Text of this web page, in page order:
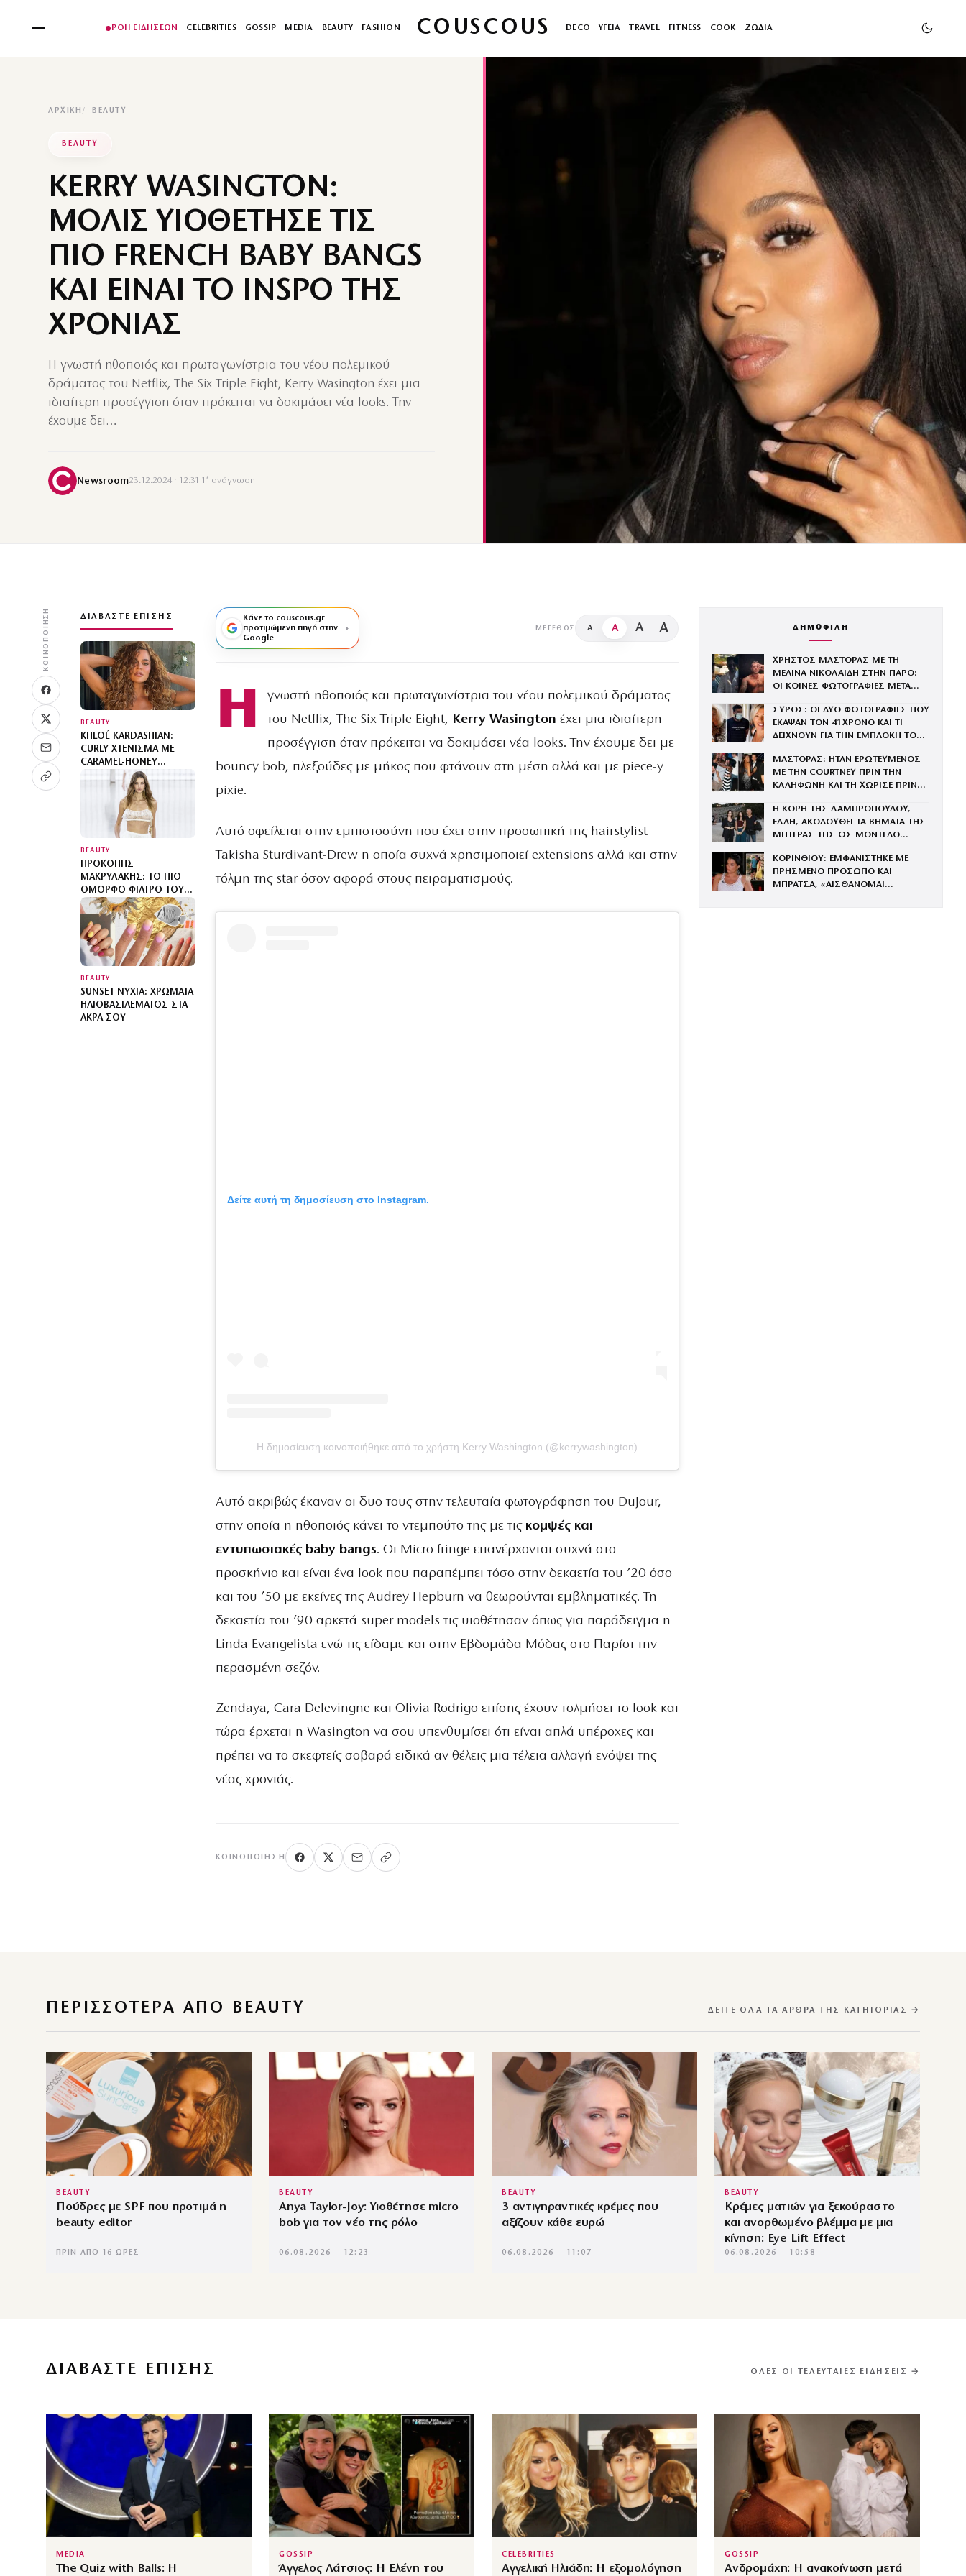
ΡΟΗ ΕΙΔΗΣΕΩΝ CELEBRITIES GOSSIP MEDIA BEAUTY FASHION COUSCOUS DECO ΥΓΕΙΑ TRAVEL FITNESS COOK ΖΩΔΙΑ
ΑΡΧΙΚΉ BEAUTY
BEAUTY
KERRY WASINGTON:
ΜΟΛΙΣ ΥΙΟΘΕΤΗΣΕ ΤΙΣ
ΠΙΟ FRENCH BABY BANGS
ΚΑΙ ΕΙΝΑΙ ΤΟ INSPO ΤΗΣ
ΧΡΟΝΙΑΣ
Η γνωστή ηθοποιός και πρωταγωνίστρια του νέου πολεμικού
δράματος του Netflix, The Six Triple Eight, Kerry Wasington έχει μια
ιδιαίτερη προσέγγιση όταν πρόκειται να δοκιμάσει νέα looks. Την
έχουμε δει…
Newsroom23.12.2024 · 12:31 ·1′ ανάγνωση
ΚΟΙΝΟΠΟΊΗΣΗ ΔΙΑΒΆΣΤΕ ΕΠΊΣΗΣ
BEAUTY
KHLOÉ KARDASHIAN:
CURLY ΧΤΈΝΙΣΜΑ ΜΕ
CARAMEL-HONEY
ΑΝΤΑΎΓΕΙΕΣ
BEAUTY
ΠΡΟΚΌΠΗΣ
ΜΑΚΡΥΛΆΚΗΣ: ΤΟ ΠΙΟ
ΌΜΟΡΦΟ ΦΊΛΤΡΟ ΤΟΥ
ΚΑΛΟΚΑΙΡΙΟΎ
BEAUTY
SUNSET ΝΎΧΙΑ: ΧΡΏΜΑΤΑ
ΗΛΙΟΒΑΣΙΛΈΜΑΤΟΣ ΣΤΑ
ΆΚΡΑ ΣΟΥ
Κάνε το couscous.gr
προτιμώμενη πηγή στην
Google
ΜΈΓΕΘΟΣ A A A A
Η γνωστή ηθοποιός και πρωταγωνίστρια του νέου πολεμικού δράματος
του Netflix, The Six Triple Eight, Kerry Wasington έχει μια ιδιαίτερη
προσέγγιση όταν πρόκειται να δοκιμάσει νέα looks. Την έχουμε δει με
bouncy bob, πλεξούδες με μήκος που φτάνουν στη μέση αλλά και με piece-y
pixie.
Αυτό οφείλεται στην εμπιστοσύνη που έχει στην προσωπική της hairstylist
Takisha Sturdivant-Drew η οποία συχνά χρησιμοποιεί extensions αλλά και στην
τόλμη της star όσον αφορά στους πειραματισμούς.
Δείτε αυτή τη δημοσίευση στο Instagram.
Η δημοσίευση κοινοποιήθηκε από το χρήστη Kerry Washington (@kerrywashington)
Αυτό ακριβώς έκαναν οι δυο τους στην τελευταία φωτογράφηση του DuJour,
στην οποία η ηθοποιός κάνει το ντεμπούτο της με τις κομψές και
εντυπωσιακές baby bangs. Οι Micro fringe επανέρχονται συχνά στο
προσκήνιο και είναι ένα look που παραπέμπει τόσο στην δεκαετία του ’20 όσο
και του ’50 με εκείνες της Audrey Hepburn να θεωρούνται εμβληματικές. Τη
δεκαετία του ’90 αρκετά super models τις υιοθέτησαν όπως για παράδειγμα η
Linda Evangelista ενώ τις είδαμε και στην Εβδομάδα Μόδας στο Παρίσι την
περασμένη σεζόν.
Zendaya, Cara Delevingne και Olivia Rodrigo επίσης έχουν τολμήσει το look και
τώρα έρχεται η Wasington να σου υπενθυμίσει ότι είναι απλά υπέροχες και
πρέπει να το σκεφτείς σοβαρά ειδικά αν θέλεις μια τέλεια αλλαγή ενόψει της
νέας χρονιάς.
ΚΟΙΝΟΠΟΊΗΣΗ
ΔΗΜΟΦΙΛΗ
ΧΡΗΣΤΟΣ ΜΑΣΤΟΡΑΣ ΜΕ ΤΗ
ΜΕΛΙΝΑ ΝΙΚΟΛΑΙΔΗ ΣΤΗΝ ΠΑΡΟ:
ΟΙ ΚΟΙΝΕΣ ΦΩΤΟΓΡΑΦΙΕΣ ΜΕΤΑ
ΓΑΡΥΦΑΛΙΑ
ΣΥΡΟΣ: ΟΙ ΔΥΟ ΦΩΤΟΓΡΑΦΙΕΣ ΠΟΥ
ΕΚΑΨΑΝ ΤΟΝ 41ΧΡΟΝΟ ΚΑΙ ΤΙ
ΔΕΙΧΝΟΥΝ ΓΙΑ ΤΗΝ ΕΜΠΛΟΚΗ ΤΟΥ
ΜΑΣΤΟΡΑΣ: ΗΤΑΝ ΕΡΩΤΕΥΜΕΝΟΣ
ΜΕ ΤΗΝ COURTNEY ΠΡΙΝ ΤΗΝ
ΚΑΛΗΦΩΝΗ ΚΑΙ ΤΗ ΧΩΡΙΣΕ ΠΡΙΝ
Η ΚΟΡΗ ΤΗΣ ΛΑΜΠΡΟΠΟΥΛΟΥ,
ΕΛΛΗ, ΑΚΟΛΟΥΘΕΙ ΤΑ ΒΗΜΑΤΑ ΤΗΣ
ΜΗΤΕΡΑΣ ΤΗΣ ΩΣ ΜΟΝΤΕΛΟ
ΚΟΡΙΝΘΙΟΥ: ΕΜΦΑΝΙΣΤΗΚΕ ΜΕ
ΠΡΗΣΜΕΝΟ ΠΡΟΣΩΠΟ ΚΑΙ
ΜΠΡΑΤΣΑ, «ΑΙΣΘΑΝΟΜΑΙ
ΠΕΡΙΣΣΌΤΕΡΑ ΑΠΌ BEAUTY ΔΕΊΤΕ ΌΛΑ ΤΑ ΆΡΘΡΑ ΤΗΣ ΚΑΤΗΓΟΡΊΑΣ →
BEAUTY
Πούδρες με SPF που προτιμά η
beauty editor
ΠΡΙΝ ΑΠΌ 16 ΏΡΕΣ
BEAUTY
Anya Taylor-Joy: Υιοθέτησε micro
bob για τον νέο της ρόλο
06.08.2026 — 12:23
BEAUTY
3 αντιγηραντικές κρέμες που
αξίζουν κάθε ευρώ
06.08.2026 — 11:07
BEAUTY
Κρέμες ματιών για ξεκούραστο
και ανορθωμένο βλέμμα με μια
κίνηση: Eye Lift Effect
06.08.2026 — 10:58
ΔΙΑΒΑΣΤΕ ΕΠΙΣΗΣ ΌΛΕΣ ΟΙ ΤΕΛΕΥΤΑΊΕΣ ΕΙΔΉΣΕΙΣ →
MEDIA
The Quiz with Balls: Η
GOSSIP
Άγγελος Λάτσιος: Η Ελένη του
CELEBRITIES
Αγγελική Ηλιάδη: Η εξομολόγηση
GOSSIP
Ανδρομάχη: Η ανακοίνωση μετά